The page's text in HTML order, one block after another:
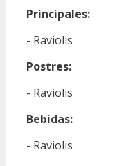
Principales:
- Raviolis
Postres:
- Raviolis
Bebidas:
- Raviolis